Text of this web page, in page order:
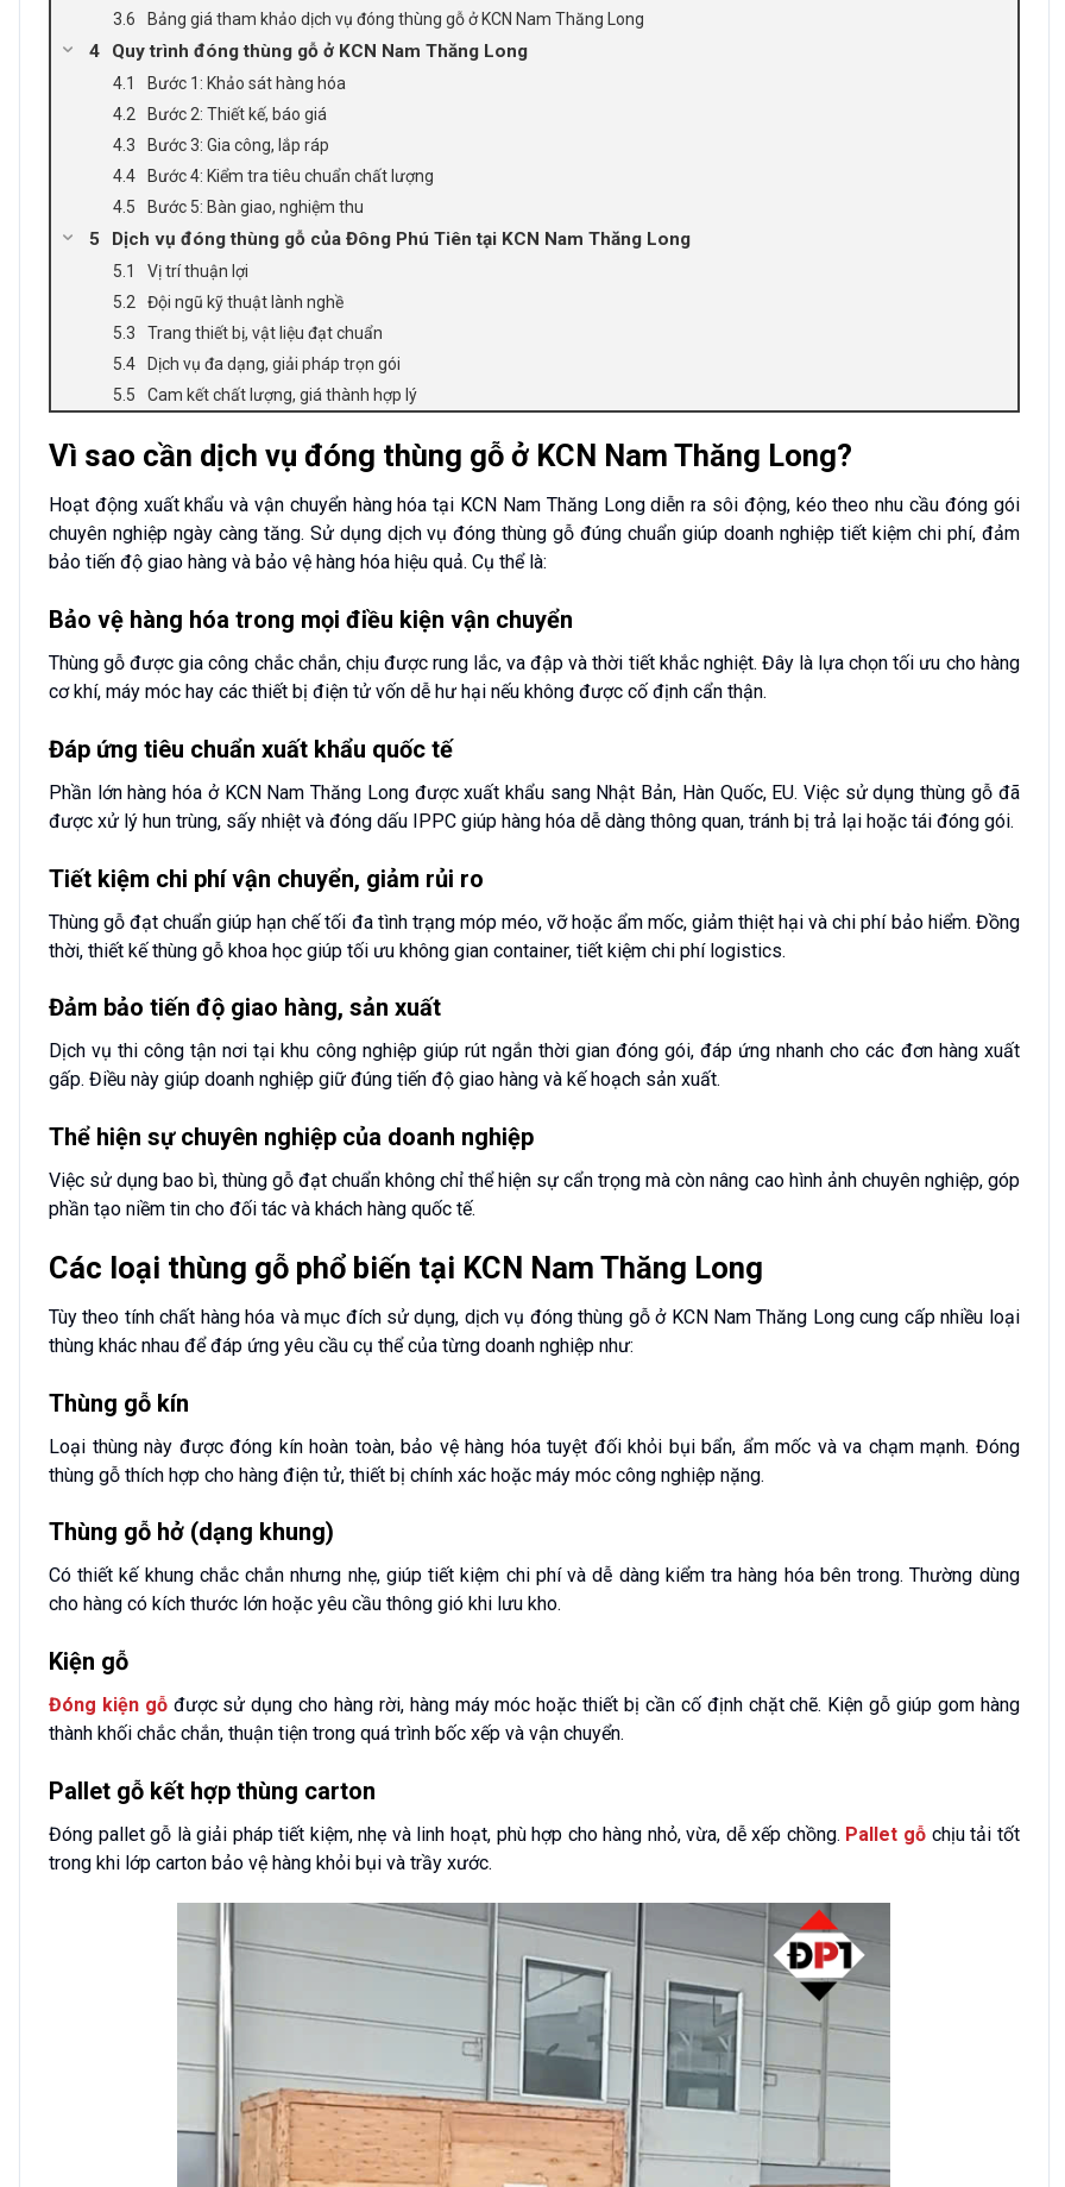
Bảng giá tham khảo dịch vụ đóng thùng gỗ ở KCN Nam Thăng Long
Quy trình đóng thùng gỗ ở KCN Nam Thăng Long
Bước 1: Khảo sát hàng hóa
Bước 2: Thiết kế, báo giá
Bước 3: Gia công, lắp ráp
Bước 4: Kiểm tra tiêu chuẩn chất lượng
Bước 5: Bàn giao, nghiệm thu
Dịch vụ đóng thùng gỗ của Đông Phú Tiên tại KCN Nam Thăng Long
Vị trí thuận lợi
Đội ngũ kỹ thuật lành nghề
Trang thiết bị, vật liệu đạt chuẩn
Dịch vụ đa dạng, giải pháp trọn gói
Cam kết chất lượng, giá thành hợp lý
Vì sao cần dịch vụ đóng thùng gỗ ở KCN Nam Thăng Long?
Hoạt động xuất khẩu và vận chuyển hàng hóa tại KCN Nam Thăng Long diễn ra sôi động, kéo theo nhu cầu đóng gói
chuyên nghiệp ngày càng tăng. Sử dụng dịch vụ đóng thùng gỗ đúng chuẩn giúp doanh nghiệp tiết kiệm chi phí, đảm
bảo tiến độ giao hàng và bảo vệ hàng hóa hiệu quả. Cụ thể là:
Bảo vệ hàng hóa trong mọi điều kiện vận chuyển
Thùng gỗ được gia công chắc chắn, chịu được rung lắc, va đập và thời tiết khắc nghiệt. Đây là lựa chọn tối ưu cho hàng
cơ khí, máy móc hay các thiết bị điện tử vốn dễ hư hại nếu không được cố định cẩn thận.
Đáp ứng tiêu chuẩn xuất khẩu quốc tế
Phần lớn hàng hóa ở KCN Nam Thăng Long được xuất khẩu sang Nhật Bản, Hàn Quốc, EU. Việc sử dụng thùng gỗ đã
được xử lý hun trùng, sấy nhiệt và đóng dấu IPPC giúp hàng hóa dễ dàng thông quan, tránh bị trả lại hoặc tái đóng gói.
Tiết kiệm chi phí vận chuyển, giảm rủi ro
Thùng gỗ đạt chuẩn giúp hạn chế tối đa tình trạng móp méo, vỡ hoặc ẩm mốc, giảm thiệt hại và chi phí bảo hiểm. Đồng
thời, thiết kế thùng gỗ khoa học giúp tối ưu không gian container, tiết kiệm chi phí logistics.
Đảm bảo tiến độ giao hàng, sản xuất
Dịch vụ thi công tận nơi tại khu công nghiệp giúp rút ngắn thời gian đóng gói, đáp ứng nhanh cho các đơn hàng xuất
gấp. Điều này giúp doanh nghiệp giữ đúng tiến độ giao hàng và kế hoạch sản xuất.
Thể hiện sự chuyên nghiệp của doanh nghiệp
Việc sử dụng bao bì, thùng gỗ đạt chuẩn không chỉ thể hiện sự cẩn trọng mà còn nâng cao hình ảnh chuyên nghiệp, góp
phần tạo niềm tin cho đối tác và khách hàng quốc tế.
Các loại thùng gỗ phổ biến tại KCN Nam Thăng Long
Tùy theo tính chất hàng hóa và mục đích sử dụng, dịch vụ đóng thùng gỗ ở KCN Nam Thăng Long cung cấp nhiều loại
thùng khác nhau để đáp ứng yêu cầu cụ thể của từng doanh nghiệp như:
Thùng gỗ kín
Loại thùng này được đóng kín hoàn toàn, bảo vệ hàng hóa tuyệt đối khỏi bụi bẩn, ẩm mốc và va chạm mạnh. Đóng
thùng gỗ thích hợp cho hàng điện tử, thiết bị chính xác hoặc máy móc công nghiệp nặng.
Thùng gỗ hở (dạng khung)
Có thiết kế khung chắc chắn nhưng nhẹ, giúp tiết kiệm chi phí và dễ dàng kiểm tra hàng hóa bên trong. Thường dùng
cho hàng có kích thước lớn hoặc yêu cầu thông gió khi lưu kho.
Kiện gỗ
Đóng kiện gỗđược sử dụng cho hàng rời, hàng máy móc hoặc thiết bị cần cố định chặt chẽ. Kiện gỗ giúp gom hàng
thành khối chắc chắn, thuận tiện trong quá trình bốc xếp và vận chuyển.
Pallet gỗ kết hợp thùng carton
Đóng pallet gỗ là giải pháp tiết kiệm, nhẹ và linh hoạt, phù hợp cho hàng nhỏ, vừa, dễ xếp chồng. Pallet gỗ chịu tải tốt
trong khi lớp carton bảo vệ hàng khỏi bụi và trầy xước.